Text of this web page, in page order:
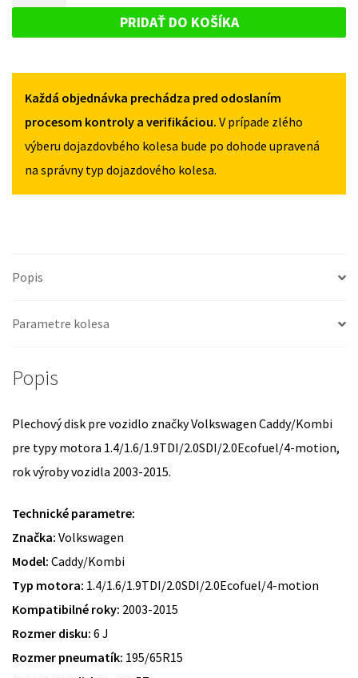
PRE
2003-
2015
PRIDAŤ DO KOŠÍKA
Každá objednávka prechádza pred odoslaním
procesom kontroly a verifikáciou. V prípade zlého
výberu dojazdovbého kolesa bude po dohode upravená
na správny typ dojazdového kolesa.
Popis
Parametre kolesa
Popis
Plechový disk pre vozidlo značky Volkswagen Caddy/Kombi
pre typy motora 1.4/1.6/1.9TDI/2.0SDI/2.0Ecofuel/4-motion,
rok výroby vozidla 2003-2015.
Technické parametre:
Značka: Volkswagen
Model: Caddy/Kombi
Typ motora: 1.4/1.6/1.9TDI/2.0SDI/2.0Ecofuel/4-motion
Kompatibilné roky: 2003-2015
Rozmer disku: 6 J
Rozmer pneumatík: 195/65R15